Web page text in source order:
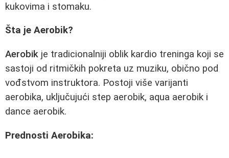
kukovima i stomaku.
Šta je Aerobik?
Aerobik je tradicionalniji oblik kardio treninga koji se
sastoji od ritmičkih pokreta uz muziku, obično pod
vođstvom instruktora. Postoji više varijanti
aerobika, uključujući step aerobik, aqua aerobik i
dance aerobik.
Prednosti Aerobika: